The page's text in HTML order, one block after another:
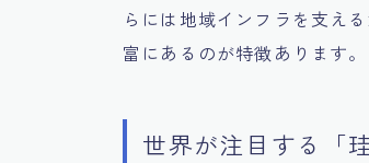
らには地域インフラを支え
富にあるのが特徴あります。
世界が注目する「